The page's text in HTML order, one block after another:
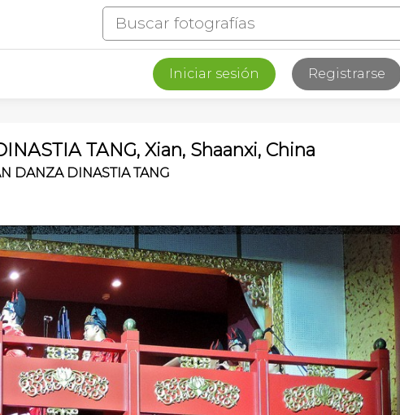
Iniciar sesión Registrarse
TANG, Xian, Shaanxi, China
DANZA DINASTIA TANG